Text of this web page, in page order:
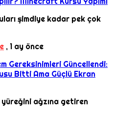
şimdiye kadar pek çok
, 1 ay önce
Gereksinimleri Güncellendi:
Bitti Ama Güçlü Ekran
yüreğini ağzına getiren